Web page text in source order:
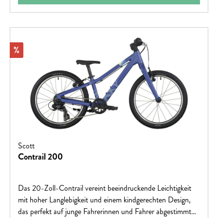
Rabatt
%
Scott
Contrail 200
Das 20-Zoll-Contrail vereint beeindruckende Leichtigkeit
mit hoher Langlebigkeit und einem kindgerechten Design,
das perfekt auf junge Fahrerinnen und Fahrer abgestimmt